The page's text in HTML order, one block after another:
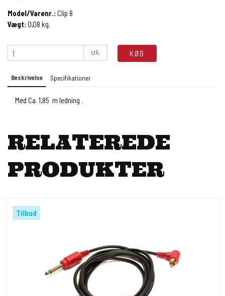
Model/Varenr.: Clip 8
Vægt: 0,08 kg.
stk. KØB
Beskrivelse Specifikationer
Med Ca. 1,85 m ledning .
RELATEREDE
PRODUKTER
Tilbud